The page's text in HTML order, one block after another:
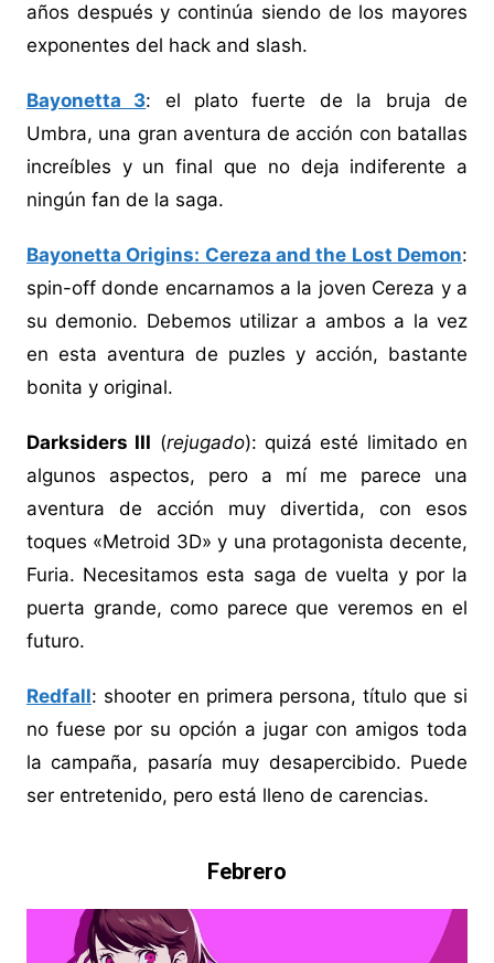
años después y continúa siendo de los mayores
exponentes del hack and slash.
Bayonetta 3: el plato fuerte de la bruja de
Umbra, una gran aventura de acción con batallas
increíbles y un final que no deja indiferente a
ningún fan de la saga.
Bayonetta Origins: Cereza and the Lost Demon:
spin-off donde encarnamos a la joven Cereza y a
su demonio. Debemos utilizar a ambos a la vez
en esta aventura de puzles y acción, bastante
bonita y original.
Darksiders III (rejugado): quizá esté limitado en
algunos aspectos, pero a mí me parece una
aventura de acción muy divertida, con esos
toques «Metroid 3D» y una protagonista decente,
Furia. Necesitamos esta saga de vuelta y por la
puerta grande, como parece que veremos en el
futuro.
Redfall: shooter en primera persona, título que si
no fuese por su opción a jugar con amigos toda
la campaña, pasaría muy desapercibido. Puede
ser entretenido, pero está lleno de carencias.
Febrero